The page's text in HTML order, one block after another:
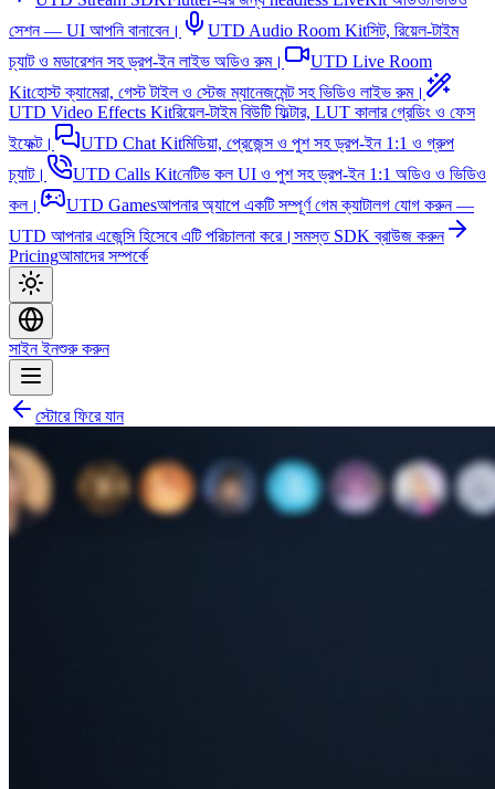
সেশন — UI আপনি বানাবেন।
UTD Audio Room Kitসিট, রিয়েল-টাইম
চ্যাট ও মডারেশন সহ ড্রপ-ইন লাইভ অডিও রুম।
UTD Live Room
Kitহোস্ট ক্যামেরা, গেস্ট টাইল ও স্টেজ ম্যানেজমেন্ট সহ ভিডিও লাইভ রুম।
UTD Video Effects Kitরিয়েল-টাইম বিউটি ফিল্টার, LUT কালার গ্রেডিং ও ফেস
ইফেক্ট।
UTD Chat Kitমিডিয়া, প্রেজেন্স ও পুশ সহ ড্রপ-ইন 1:1 ও গ্রুপ
চ্যাট।
UTD Calls Kitনেটিভ কল UI ও পুশ সহ ড্রপ-ইন 1:1 অডিও ও ভিডিও
কল।
UTD Gamesআপনার অ্যাপে একটি সম্পূর্ণ গেম ক্যাটালগ যোগ করুন —
UTD আপনার এজেন্সি হিসেবে এটি পরিচালনা করে। সমস্ত SDK ব্রাউজ করুন
Pricingআমাদের সম্পর্কে
সাইন ইনশুরু করুন
স্টোরে ফিরে যান